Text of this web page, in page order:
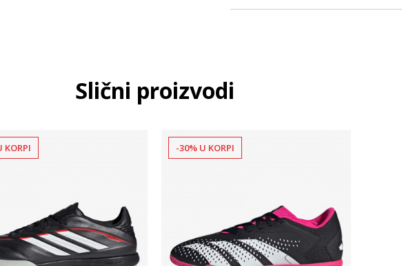
Slični proizvodi
KORPI -30% U KORPI